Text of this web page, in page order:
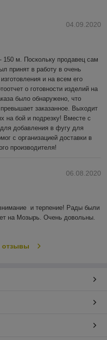
04.09.2020
150 м. Поскольку продавец сам
принят в работу в очень
и на всем его
о готовности изделий на
было обнаружено, что
заказанное. Выходит
на бой и подрезку! Вместе с
добавления в фугу для
с организацией доставки в
производителя!
06.08.2020
и терпение! Рады были
на Мозырь. Очень довольны.
отзывы